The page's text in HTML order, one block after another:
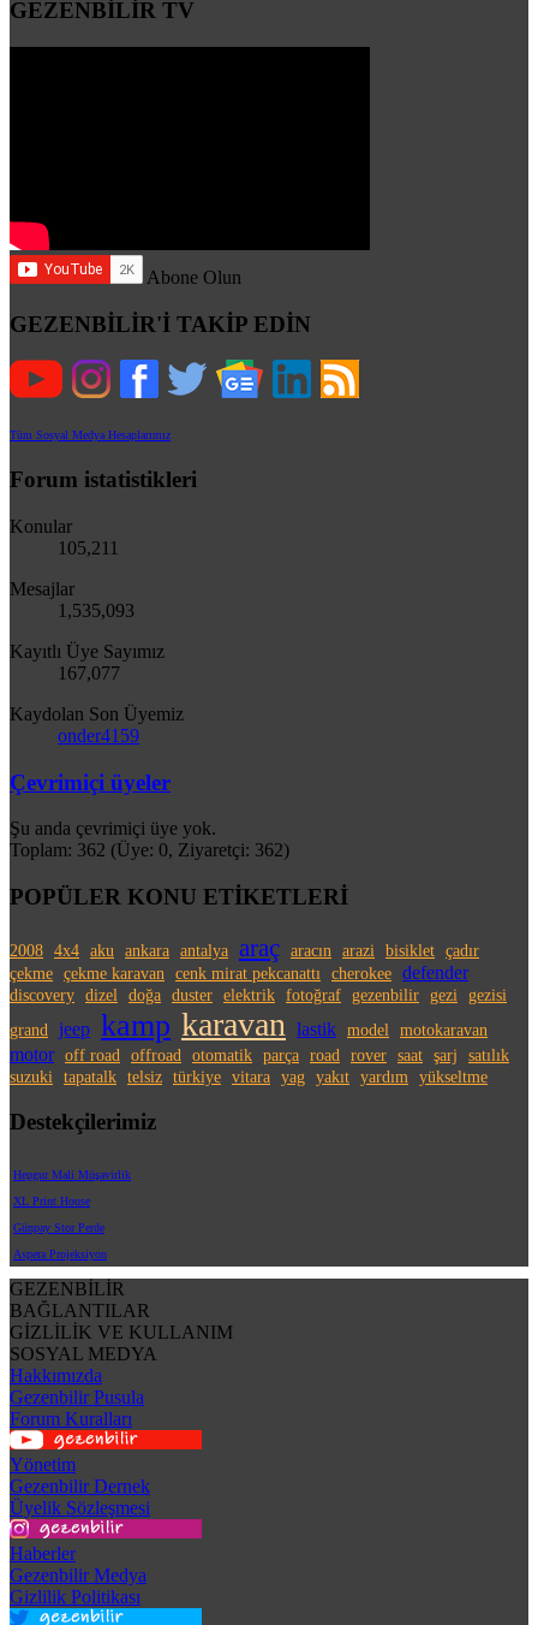
GEZENBİLİR TV
Abone Olun
GEZENBİLİR'İ TAKİP EDİN
Tüm Sosyal Medya Hesaplarımız
Forum istatistikleri
Konular
105,211
Mesajlar
1,535,093
Kayıtlı Üye Sayımız
167,077
Kaydolan Son Üyemiz
onder4159
Çevrimiçi üyeler
Şu anda çevrimiçi üye yok.
Toplam: 362 (Üye: 0, Ziyaretçi: 362)
POPÜLER KONU ETİKETLERİ
2008 4x4 aku ankara antalya araç aracın arazi bisiklet çadır
çekme çekme karavan cenk mirat pekcanattı cherokee defender
discovery dizel doğa duster elektrik fotoğraf gezenbilir gezi
gezisi
grand
jeep kamp karavan lastik model motokaravan
motor off road offroad otomatik parça road rover saat şarj
satılık
suzuki
tapatalk telsiz türkiye vitara yag yakıt yardım yükseltme
Destekçilerimiz
Hepgur Mali Müşavirlik
XL Print House
Günpay Stor Perde
Aspera Projeksiyon
GEZENBİLİR
BAĞLANTILAR
GİZLİLİK VE KULLANIM
SOSYAL MEDYA
Hakkımızda
Gezenbilir Pusula
Forum Kuralları
Yönetim
Gezenbilir Dernek
Üyelik Sözleşmesi
Haberler
Gezenbilir Medya
Gizlilik Politikası